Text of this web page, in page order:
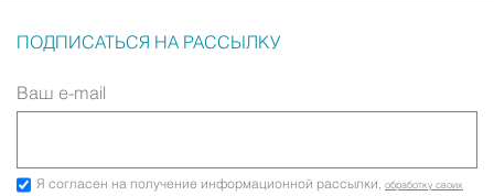
ПОДПИСАТЬСЯ НА РАССЫЛКУ
Ваш e-mail
Я согласен на получение информационной рассылки, обработку своих